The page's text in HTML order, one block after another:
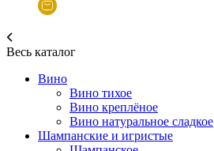
Весь каталог
Вино
Вино тихое
Вино креплёное
Вино натуральное сладкое
Шампанские и игристые